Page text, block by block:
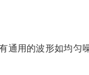
通用的波形如均匀